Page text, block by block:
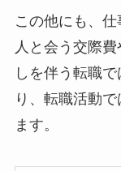
この他にも、
人と会う 交際費
しを伴う転職で
り、転職活動
ます。